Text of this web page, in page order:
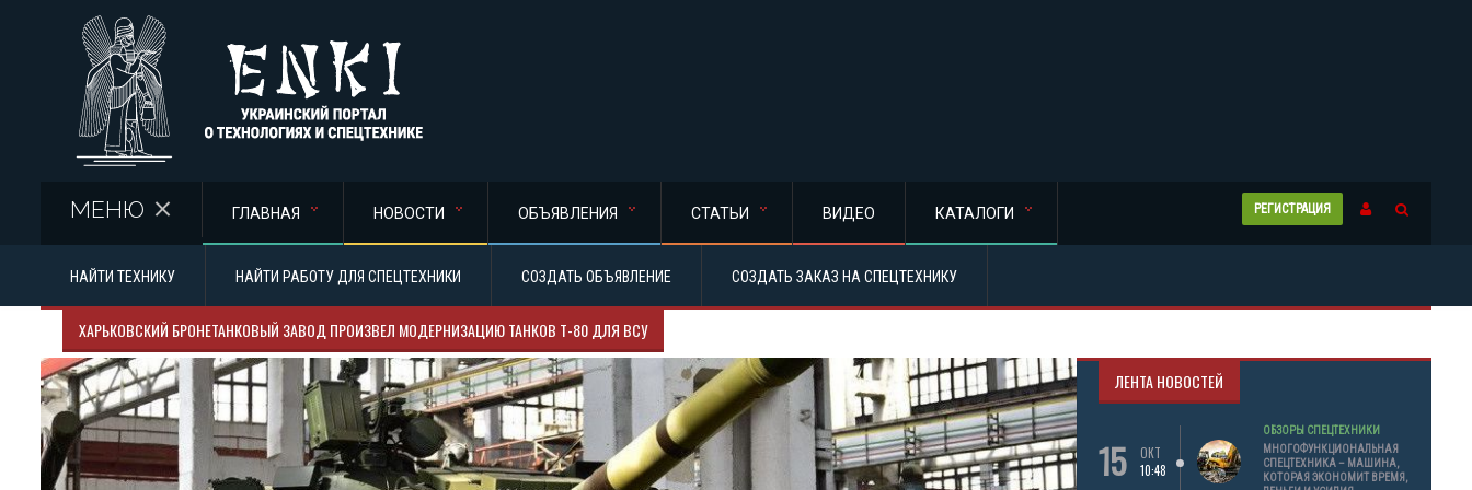
РЕГИСТРАЦИЯ
МЕНЮ ГЛАВНАЯ НОВОСТИ ОБЪЯВЛЕНИЯ СТАТЬИ ВИДЕО КАТАЛОГИ
НАЙТИ ТЕХНИКУ НАЙТИ РАБОТУ ДЛЯ СПЕЦТЕХНИКИ СОЗДАТЬ ОБЪЯВЛЕНИЕ СОЗДАТЬ ЗАКАЗ НА СПЕЦТЕХНИКУ
ХАРЬКОВСКИЙ БРОНЕТАНКОВЫЙ ЗАВОД ПРОИЗВЕЛ МОДЕРНИЗАЦИЮ ТАНКОВ Т-80 ДЛЯ ВСУ
ЛЕНТА НОВОСТЕЙ
15
ОКТ
10:48
ОБЗОРЫ СПЕЦТЕХНИКИ
МНОГОФУНКЦИОНАЛЬНАЯ
СПЕЦТЕХНИКА – МАШИНА,
КОТОРАЯ ЭКОНОМИТ ВРЕМЯ,